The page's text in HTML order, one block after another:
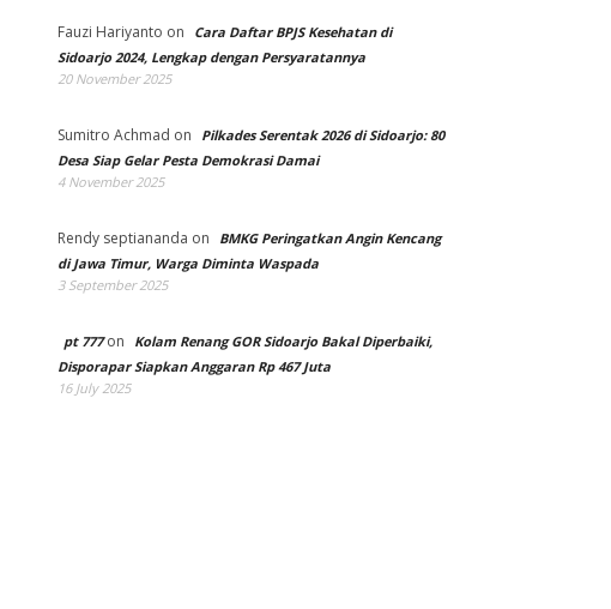
Fauzi Hariyanto on
Cara Daftar BPJS Kesehatan di
Sidoarjo 2024, Lengkap dengan Persyaratannya
20 November 2025
Sumitro Achmad on
Pilkades Serentak 2026 di Sidoarjo: 80
Desa Siap Gelar Pesta Demokrasi Damai
4 November 2025
Rendy septiananda on
BMKG Peringatkan Angin Kencang
di Jawa Timur, Warga Diminta Waspada
3 September 2025
pt 777on
Kolam Renang GOR Sidoarjo Bakal Diperbaiki,
Disporapar Siapkan Anggaran Rp 467 Juta
16 July 2025